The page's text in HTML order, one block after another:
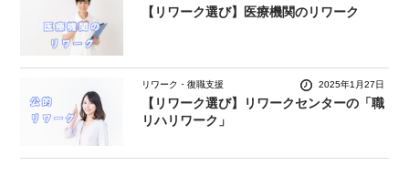
【リワーク選び】医療機関のリワーク
リワーク・復職支援 2025年1月27日
【リワーク選び】リワークセンターの「職
リハリワーク」